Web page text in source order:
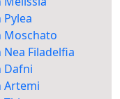
Moschato
Filadelfia
Dafni
Artemi